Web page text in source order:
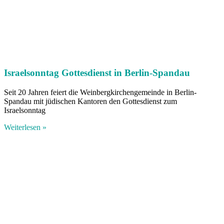
Israelsonntag Gottesdienst in Berlin-Spandau
Seit 20 Jahren feiert die Weinbergkirchengemeinde in Berlin-
Spandau mit jüdischen Kantoren den Gottesdienst zum
Israelsonntag
Weiterlesen »